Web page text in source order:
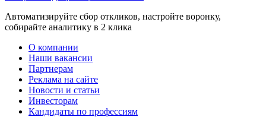
Автоматизируйте сбор откликов, настройте воронку,
собирайте аналитику в 2 клика
О компании
Наши вакансии
Партнерам
Реклама на сайте
Новости и статьи
Инвесторам
Кандидаты по профессиям